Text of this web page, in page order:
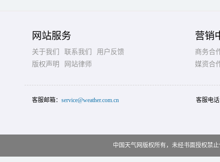
网站服务
关于我们 联系我们
用户反馈
版权声明
网站律师
营销
商务合
媒资合
客服邮箱： service@weather.com.cn 客服电
中国天气网版权所有，未经书面授权